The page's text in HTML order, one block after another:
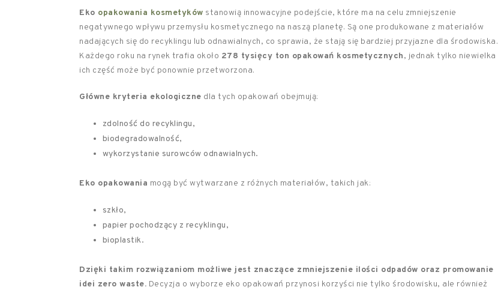
Eko opakowania kosmetyków stanowią innowacyjne podejście, które ma na celu zmniejszenie
negatywnego wpływu przemysłu kosmetycznego na naszą planetę. Są one produkowane z materiałów
nadających się do recyklingu lub odnawialnych, co sprawia, że stają się bardziej przyjazne dla środowiska.
Każdego roku na rynek trafia około 278 tysięcy ton opakowań kosmetycznych, jednak tylko niewielka
ich część może być ponownie przetworzona.
Główne kryteria ekologiczne dla tych opakowań obejmują:
zdolność do recyklingu,
biodegradowalność,
wykorzystanie surowców odnawialnych.
Eko opakowania mogą być wytwarzane z różnych materiałów, takich jak:
szkło,
papier pochodzący z recyklingu,
bioplastik.
Dzięki takim rozwiązaniom możliwe jest znaczące zmniejszenie ilości odpadów oraz promowanie
idei zero waste. Decyzja o wyborze eko opakowań przynosi korzyści nie tylko środowisku, ale również